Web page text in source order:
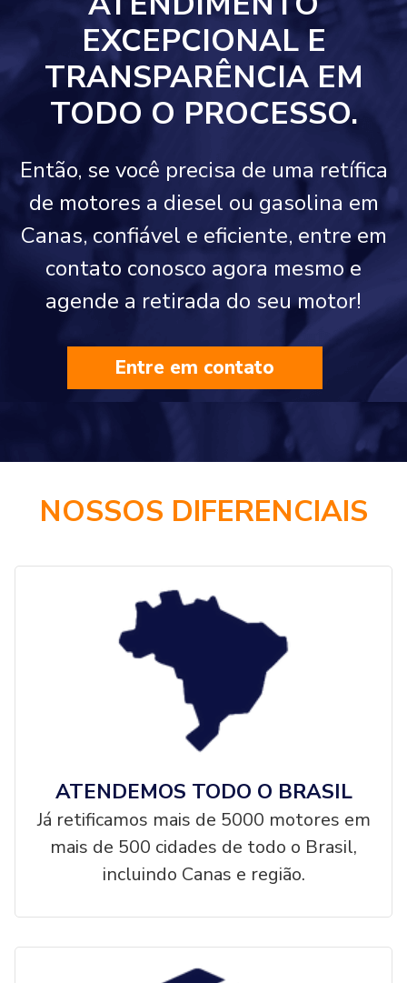
EXCEPCIONAL E
TRANSPARÊNCIA EM
TODO O PROCESSO.
Então, se você precisa de uma retífica
de motores a diesel ou gasolina em
Canas, confiável e eficiente, entre em
contato conosco agora mesmo e
agende a retirada do seu motor!
Entre em contato
NOSSOS DIFERENCIAIS
ATENDEMOS TODO O BRASIL
Já retificamos mais de 5000 motores em
mais de 500 cidades de todo o Brasil,
incluindo Canas e região.